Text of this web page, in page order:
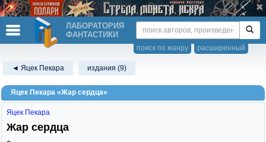
ЛАБОРАТОРИЯ
ФАНТАСТИКИ
расширенный
поиск по жанру
◄ Яцек Пекара издания (9)
Яцек Пекара «Жар сердца»
Яцек Пекара
Жар сердца